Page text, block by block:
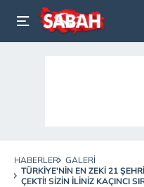
HABERLER
GALERI
TÜRKIYE'NIN EN ZEKI 21
ÇEKTI! SIZIN ILINIZ KAÇINCI